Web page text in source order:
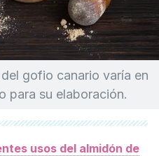
gofio canario varía en
para su elaboración.
usos del almidón de